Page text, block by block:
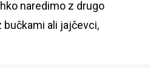
naredimo z drugo
bučkami ali jajčevci,